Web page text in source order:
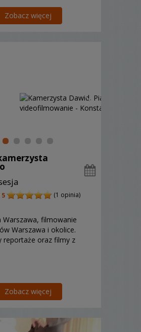
Zobacz więcej
5
(1 opinia)
Warszawa, filmowanie
Warszawa i okolice.
reportaże oraz filmy z
Zobacz więcej